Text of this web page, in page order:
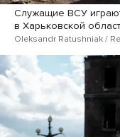
Служащие ВСУ
в Харьковской
Oleksandr Ratushniak /